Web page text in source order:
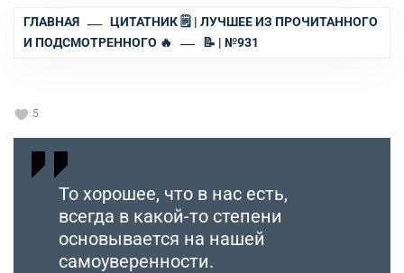
ГЛАВНАЯ
ЦИТАТНИК 🗒 | ЛУЧШЕЕ ИЗ ПРОЧИТАННОГО
И ПОДСМОТРЕННОГО 🔥
📝 | №931
5
То хорошее, что в нас есть,
всегда в какой-то степени
основывается на нашей
самоуверенности.